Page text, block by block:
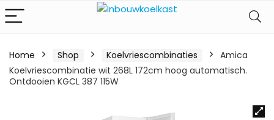
Home Shop Koelvriescombinaties
Amica
Koelvriescombinatie wit 268L 172cm hoog automatisch.
Ontdooien KGCL 387 115W